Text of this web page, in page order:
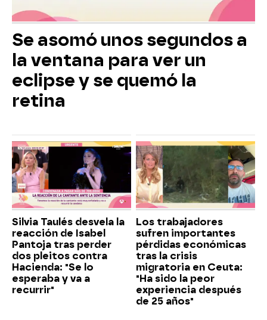
Se asomó unos segundos a
la ventana para ver un
eclipse y se quemó la
retina
Silvia Taulés desvela la
reacción de Isabel
Pantoja tras perder
dos pleitos contra
Hacienda: "Se lo
esperaba y va a
recurrir"
Los trabajadores
sufren importantes
pérdidas económicas
tras la crisis
migratoria en Ceuta:
"Ha sido la peor
experiencia después
de 25 años"